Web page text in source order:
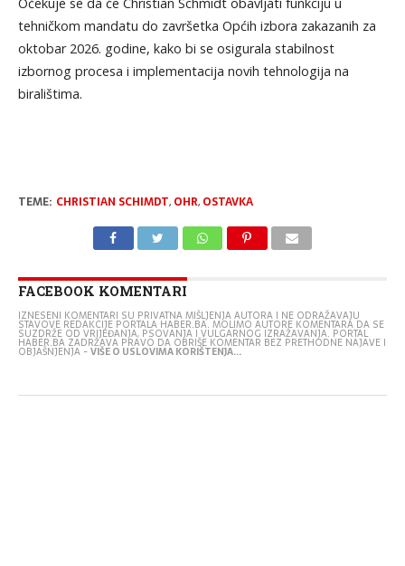
tehničkom mandatu do završetka Općih izbora zakazanih za
oktobar 2026. godine, kako bi se osigurala stabilnost
izbornog procesa i implementacija novih tehnologija na
biralištima.
TEME: CHRISTIAN SCHIMDT, OHR, OSTAVKA
FACEBOOK KOMENTARI
IZNESENI KOMENTARI SU PRIVATNA MIŠLJENJA AUTORA I NE ODRAŽAVAJU
STAVOVE REDAKCIJE PORTALA HABER.BA. MOLIMO AUTORE KOMENTARA DA SE
SUZDRŽE OD VRIJEĐANJA, PSOVANJA I VULGARNOG IZRAŽAVANJA. PORTAL
HABER.BA ZADRŽAVA PRAVO DA OBRIŠE KOMENTAR BEZ PRETHODNE NAJAVE I
OBJAŠNJENJA -VIŠE O USLOVIMA KORIŠTENJA...